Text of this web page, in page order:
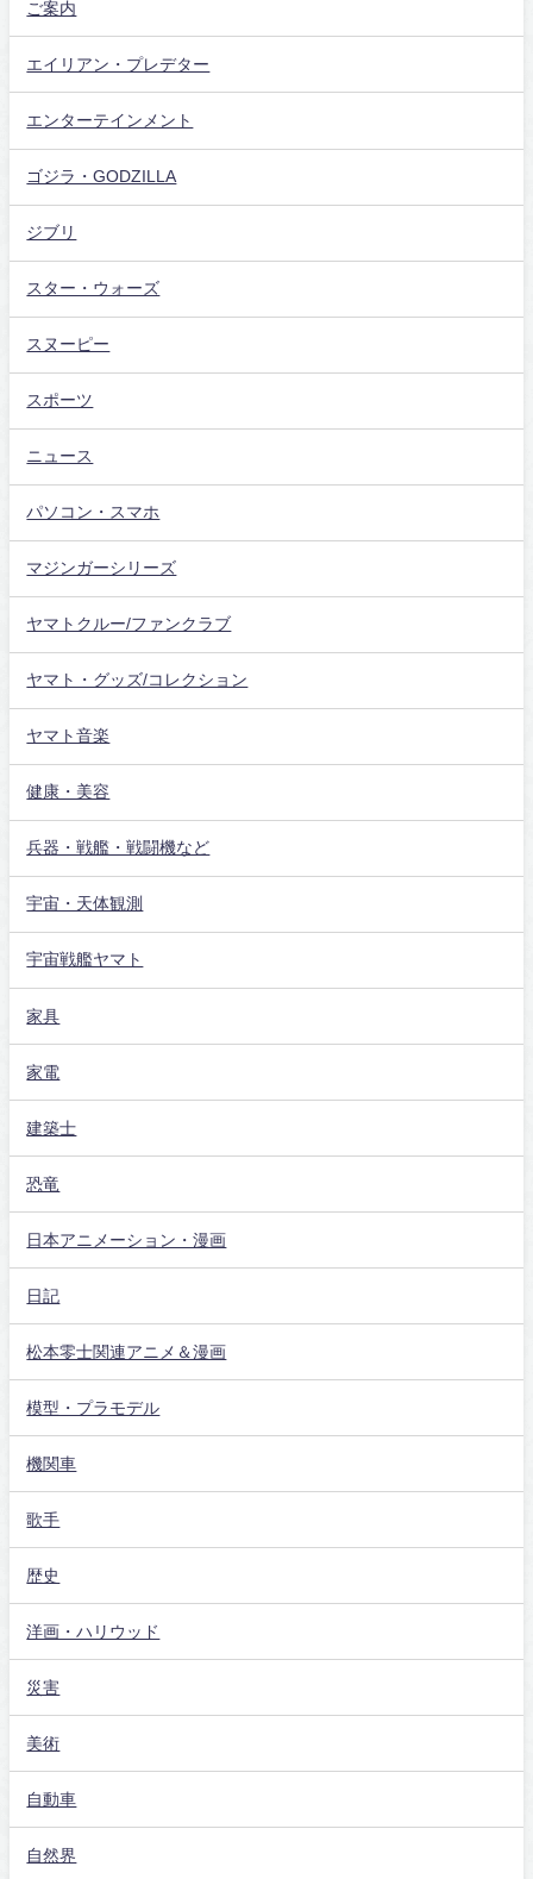
ご案内
エイリアン・プレデター
エンターテインメント
ゴジラ・GODZILLA
ジブリ
スター・ウォーズ
スヌーピー
スポーツ
ニュース
パソコン・スマホ
マジンガーシリーズ
ヤマトクルー/ファンクラブ
ヤマト・グッズ/コレクション
ヤマト音楽
健康・美容
兵器・戦艦・戦闘機など
宇宙・天体観測
宇宙戦艦ヤマト
家具
家電
建築士
恐竜
日本アニメーション・漫画
日記
松本零士関連アニメ＆漫画
模型・プラモデル
機関車
歌手
歴史
洋画・ハリウッド
災害
美術
自動車
自然界